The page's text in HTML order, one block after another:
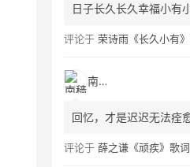
日子长久长久幸福小有
评论于 荣诗雨《长久小有》歌词
南穑
回忆，才是迟迟无法痊
评论于 薛之谦《顽疾》歌